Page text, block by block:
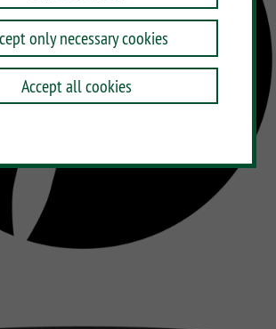
only necessary cookies
Accept all cookies